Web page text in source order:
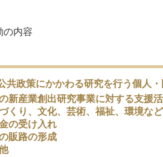
共政策にかかわる研究を行う個人
の新産業創出研究事業に対する支援
づくり、文化、芸術、福祉、環境な
の受け入れ
販路の形成